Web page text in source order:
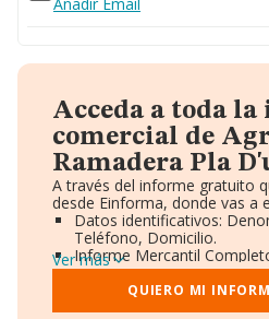
Acceda a toda
comercial de
Ramadera Pla
A través del informe gratuito
desde Einforma, donde vas a
Datos identificativos:
Teléfono, Domicilio.
Informe Mercantil
Gráficos de Evolución
Consejo de Administración
Directivos y Ejecutivos.
Ver más
QUIERO MI